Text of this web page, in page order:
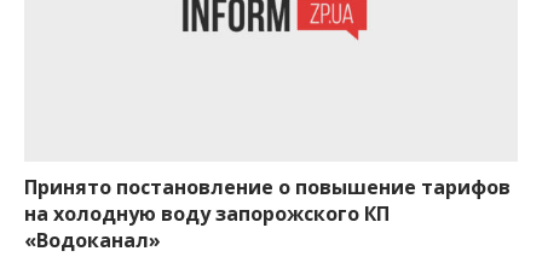
Принято постановление о повышение тарифов
на холодную воду запорожского КП
«Водоканал»